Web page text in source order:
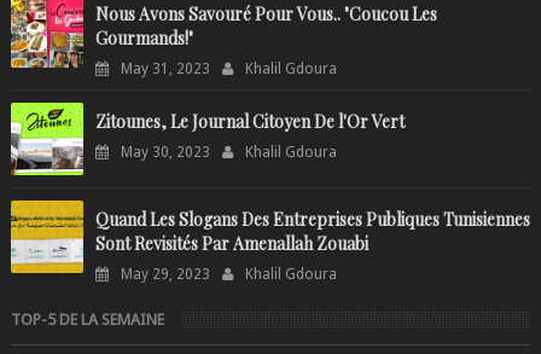
Nous Avons Savouré Pour Vous.. "Coucou Les
Gourmands!"
May 31, 2023 Khalil Gdoura
Zitounes, Le Journal Citoyen De l'Or Vert
May 30, 2023 Khalil Gdoura
Quand Les Slogans Des Entreprises Publiques Tunisiennes
Sont Revisités Par Amenallah Zouabi
May 29, 2023 Khalil Gdoura
TOP-5 DE LA SEMAINE